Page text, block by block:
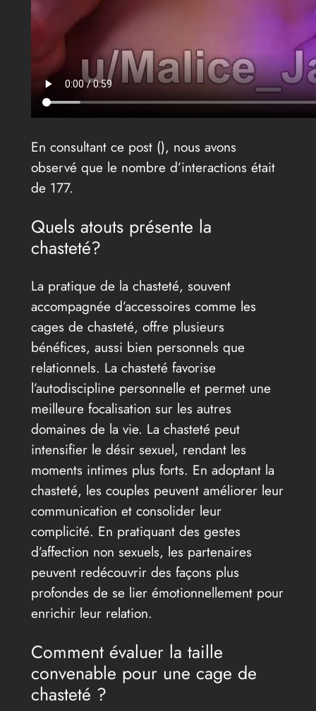
En consultant ce post (), nous avons
observé que le nombre d’interactions était
de 177.
Quels atouts présente la
chasteté?
La pratique de la chasteté, souvent
accompagnée d’accessoires comme les
cages de chasteté, offre plusieurs
bénéfices, aussi bien personnels que
relationnels. La chasteté favorise
l’autodiscipline personnelle et permet une
meilleure focalisation sur les autres
domaines de la vie. La chasteté peut
intensifier le désir sexuel, rendant les
moments intimes plus forts. En adoptant la
chasteté, les couples peuvent améliorer leur
communication et consolider leur
complicité. En pratiquant des gestes
d’affection non sexuels, les partenaires
peuvent redécouvrir des façons plus
profondes de se lier émotionnellement pour
enrichir leur relation.
Comment évaluer la taille
convenable pour une cage de
chasteté ?